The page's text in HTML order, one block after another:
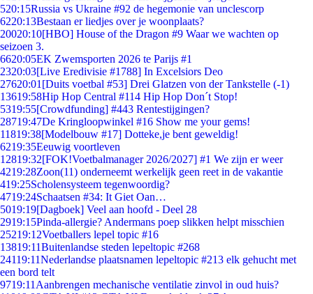
520:15Russia vs Ukraine #92 de hegemonie van unclescorp
6220:13Bestaan er liedjes over je woonplaats?
20020:10[HBO] House of the Dragon #9 Waar we wachten op
seizoen 3.
6620:05EK Zwemsporten 2026 te Parijs #1
2320:03[Live Eredivisie #1788] In Excelsiors Deo
27620:01 [Duits voetbal #53] Drei Glatzen von der Tankstelle (-1)
13619:58Hip Hop Central #114 Hip Hop Don´t Stop!
5319:55[Crowdfunding] #443 Rentestijgingen?
28719:47De Kringloopwinkel #16 Show me your gems!
11819:38[Modelbouw #17] Dotteke,je bent geweldig!
6219:35Eeuwig voortleven
12819:32[FOK!Voetbalmanager 2026/2027] #1 We zijn er weer
4219:28Zoon(11) onderneemt werkelijk geen reet in de vakantie
419:25Scholensysteem tegenwoordig?
4719:24Schaatsen #34: It Giet Oan…
5019:19[Dagboek] Veel aan hoofd - Deel 28
2919:15Pinda-allergie? Andermans poep slikken helpt misschien
25219:12Voetballers lepel topic #16
13819:11Buitenlandse steden lepeltopic #268
24119:11Nederlandse plaatsnamen lepeltopic #213 elk gehucht met
een bord telt
9719:11 Aanbrengen mechanische ventilatie zinvol in oud huis?